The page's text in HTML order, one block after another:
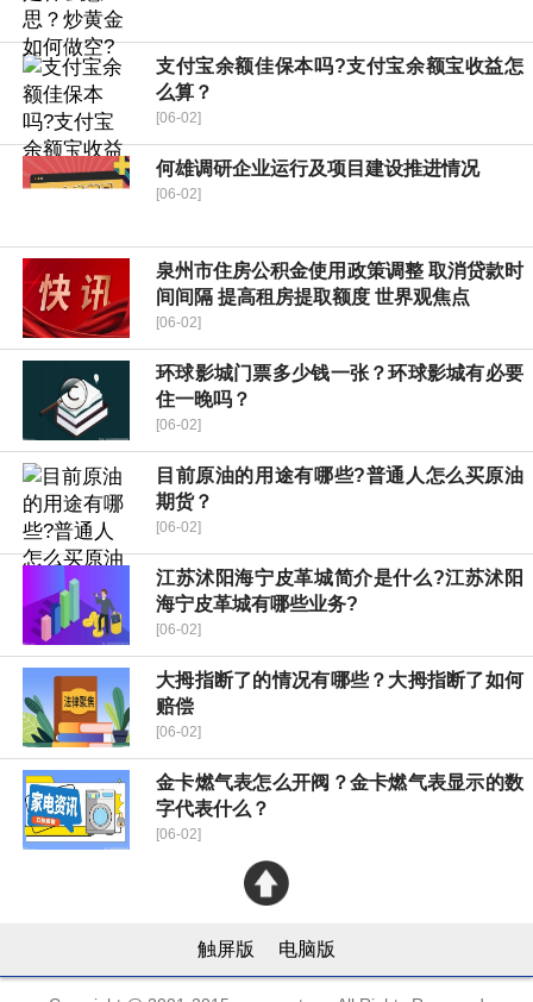
支付宝余额佳保本吗?支付宝余额宝收益怎
么算？
[06-02]
何雄调研企业运行及项目建设推进情况
[06-02]
泉州市住房公积金使用政策调整 取消贷款时
间间隔 提高租房提取额度 世界观焦点
[06-02]
环球影城门票多少钱一张？环球影城有必要
住一晚吗？
[06-02]
目前原油的用途有哪些?普通人怎么买原油
期货？
[06-02]
江苏沭阳海宁皮革城简介是什么?江苏沭阳
海宁皮革城有哪些业务?
[06-02]
大拇指断了的情况有哪些？大拇指断了如何
赔偿
[06-02]
金卡燃气表怎么开阀？金卡燃气表显示的数
字代表什么？
[06-02]
触屏版 电脑版